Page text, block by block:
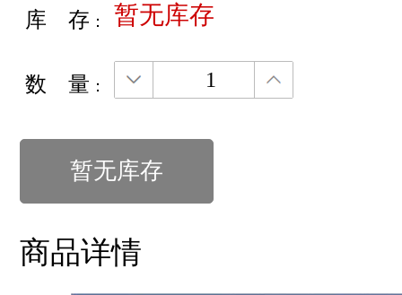
库存 ： 暂无库存
数量 ：
暂无库存
商品详情